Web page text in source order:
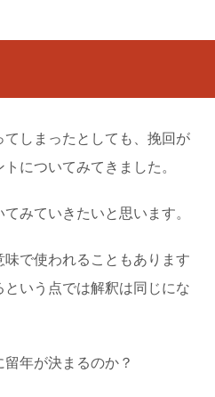
しまったとしても、挽回が
についてみてきました。
みていきたいと思います。
で使われることもあります
いう点では解釈は同じにな
年が決まるのか？